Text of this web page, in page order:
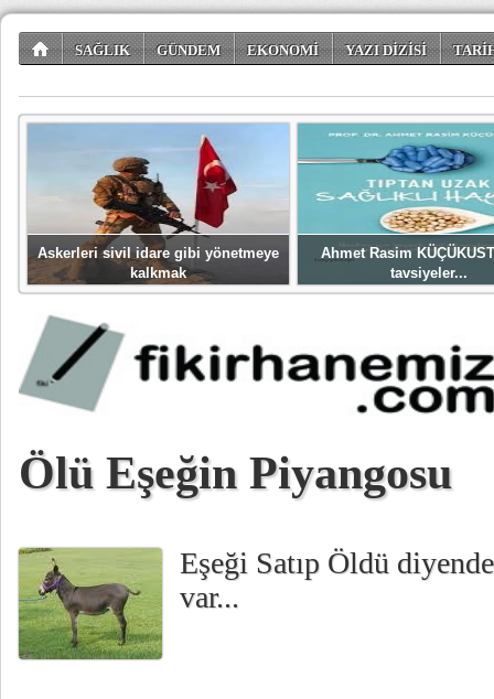
SAĞLIK GÜNDEM EKONOMİ YAZI DİZİSİ
Askerleri sivil idare gibi yönetmeye
kalkmak
Ahmet Rasim
tavsiyeler...
Ölü Eşeğin Piyangosu
Eşeği Satıp Öldü
var...